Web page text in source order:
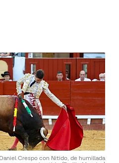
Crespo con Nitido, de humillada